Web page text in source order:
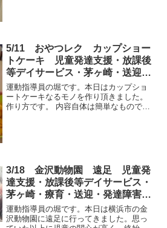
5/11 おやつレク カップショー
トケーキ 児童発達支援・放課後
等デイサービス・茅ヶ崎・送迎・
療育・ADHD・広汎性発達障害・
自閉症
運動指導員の堀です。本日はカップショ
ートケーキなるモノを作り頂きました。
作り方です。 内容自体は簡単なものです
3/18 金沢動物園 遠足 児童発
達支援・放課後等デイサービス・
茅ヶ崎・療育・送迎・発達障害・
気になる子
運動指導員の堀です。本日は横浜市の金
沢動物園に遠足に行ってきました。思っ